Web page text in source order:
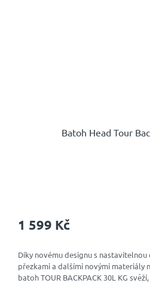
Batoh Head Tour
1 599 Kč
Díky novému designu s
přezkami a dalšími novými materiály
batoh TOUR BACKPACK 30L KG